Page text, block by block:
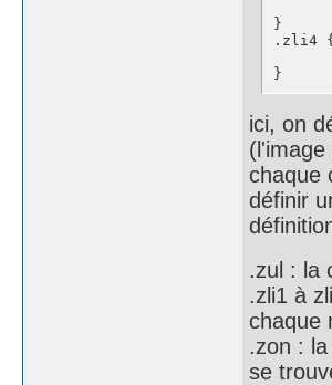
}
.zli4 {
}
ici, on
chaque
définir
.zul : la
.zli1 à
chaque
.zon :
se